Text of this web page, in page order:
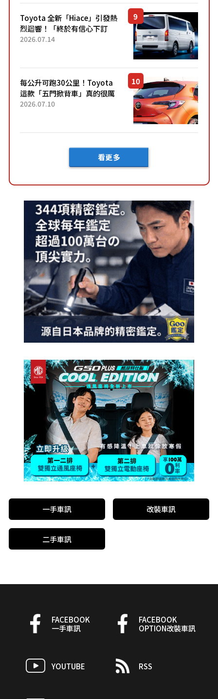
「三...
Toyota 全新「Hiace」引發熱
烈迴響！「終於有信心下訂
了！」「哪個等級交車最
車？...
2026.07.14
每公升可跑30公里！Toyota
這款「五門掀背車」真的很厲
害！ 擁有全長4.3公尺的「剛剛
2026.07.10
看更多
一手車訊 改裝車訊
二手車訊
FACEBOOK
一手車訊
FACEBOOK
OPTION改裝車訊
YOUTUBE RSS